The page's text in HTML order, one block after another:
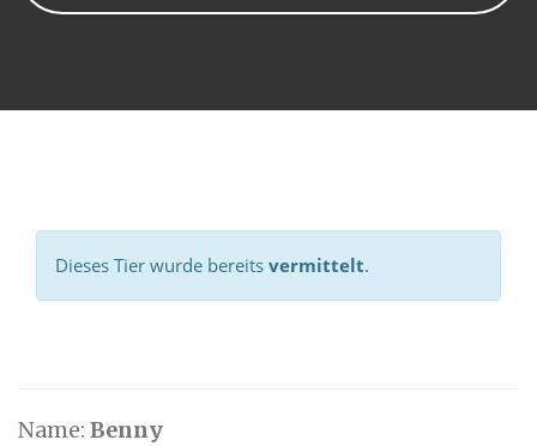
Dieses Tier wurde bereits vermittelt.
Name: Benny